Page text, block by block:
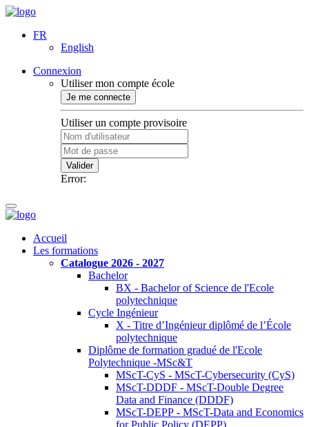
FR
English
Connexion
Utiliser mon compte école
Je me connecte
Utiliser un compte provisoire
Valider
Error:
Accueil
Les formations
Catalogue 2026 - 2027
Bachelor
BX - Bachelor of Science de l'Ecole
polytechnique
Cycle Ingénieur
X - Titre d’Ingénieur diplômé de l’École
polytechnique
Diplôme de formation gradué de l'Ecole
Polytechnique -MSc&T
MScT-CyS - MScT-Cybersecurity (CyS)
MScT-DDDF - MScT-Double Degree
Data and Finance (DDDF)
MScT-DEPP - MScT-Data and Economics
for Public Policy (DEPP)